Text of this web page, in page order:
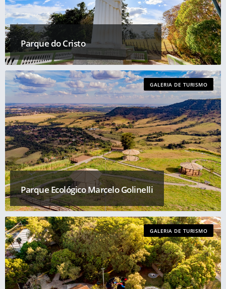
Parque do Cristo
Parque Ecológico Marcelo Golinelli
GALERIA DE TURISMO
GALERIA DE TURISMO